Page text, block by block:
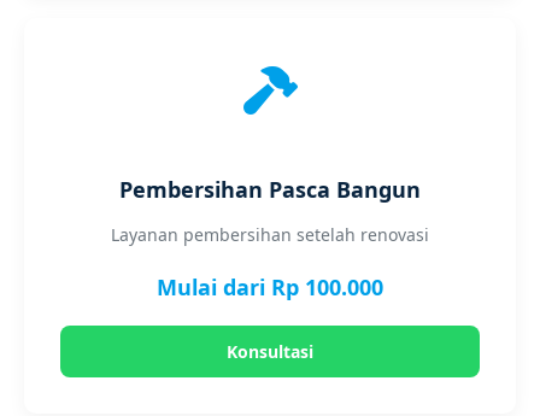
Pembersihan Pasca Bangun
Layanan pembersihan setelah renovasi
Mulai dari Rp 100.000
Konsultasi